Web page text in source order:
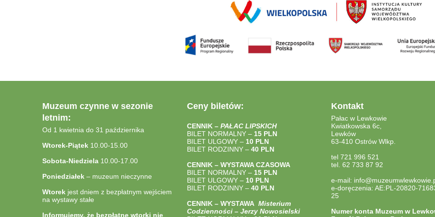
Muzeum czynne w sezonie
letnim:
Od 1 kwietnia do 31 października
Wtorek-Piątek 10.00-15.00
Sobota-Niedziela 10.00-17.00
Poniedziałek – muzeum nieczynne
Wtorek jest dniem z bezpłatnym wejściem
na wystawy stałe
Informujemy, że bezpłatne wtorki nie
Ceny biletów:
CENNIK – PAŁAC LIPSKICH
BILET NORMALNY – 15 PLN
BILET ULGOWY – 10 PLN
BILET RODZINNY – 40PLN
CENNIK – WYSTAWA CZASOWA
BILET NORMALNY –15 PLN
BILET ULGOWY –10 PLN
BILET RODZINNY –40PLN
CENNIK – WYSTAWA Misterium
Codzienności – Jerzy Nowosielski
Kontakt
Pałac w Lewkowie
Kwiatkowska 6c,
Lewków
63-410 Ostrów Wlkp.
tel 721 996 521
tel. 62 733 87 92
e-mail:
e-doręczenia: AE:PL-20820-
25
Numer konta Muzeum w